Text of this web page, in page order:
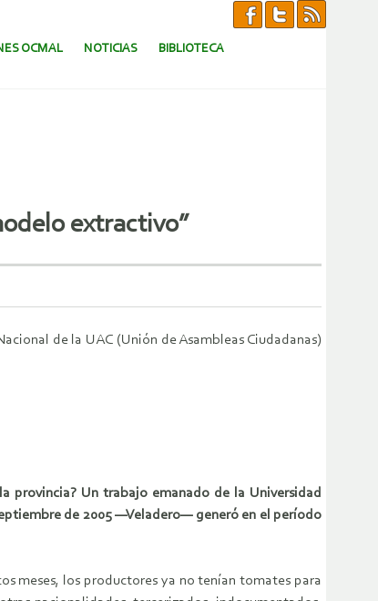
OCMAL NOTICIAS BIBLIOTECA
extractivo”
de la UAC (Unión de Asambleas Ciudadanas)
provincia? Un trabajo emanado de la Universidad
de 2005 —Veladero— generó en el período
meses, los productores ya no tenían tomates para